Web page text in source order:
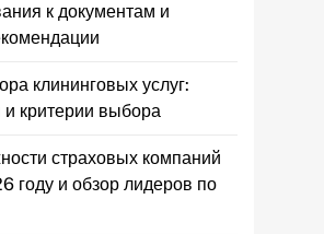
к документам и
клининговых услуг:
критерии выбора
страховых компаний
году и обзор лидеров по